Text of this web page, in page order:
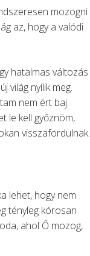
mozogni
az, hogy a valódi
hatalmas változás
világ nyílik meg.
nem ért baj.
le kell győznöm,
visszafordulnak.
lehet, hogy nem
tényleg kórosan
ahol Ő mozog,